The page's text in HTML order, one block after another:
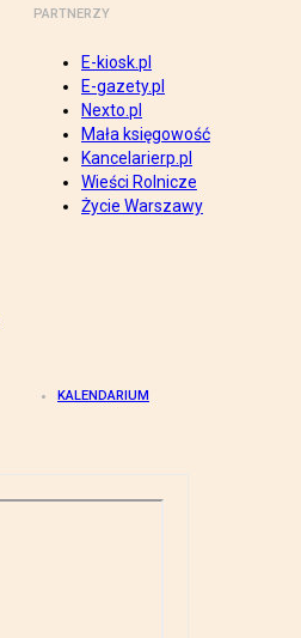
PARTNERZY
E-kiosk.pl
E-gazety.pl
Nexto.pl
Mała księgowość
Kancelarierp.pl
Wieści Rolnicze
Życie Warszawy
KALENDARIUM